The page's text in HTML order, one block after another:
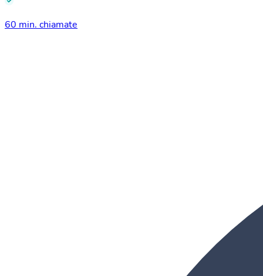
60 min. chiamate